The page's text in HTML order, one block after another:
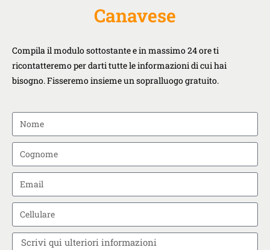
Canavese
Compila il modulo sottostante e in massimo 24 ore ti
ricontatteremo per darti tutte le informazioni di cui hai
bisogno. Fisseremo insieme un sopralluogo gratuito.